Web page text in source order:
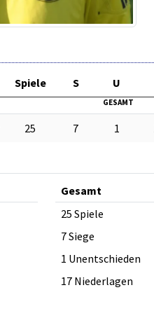
Spiele S U
GESAMT
25 7 1
Gesamt
25 Spiele
7 Siege
1 Unentschieden
17 Niederlagen